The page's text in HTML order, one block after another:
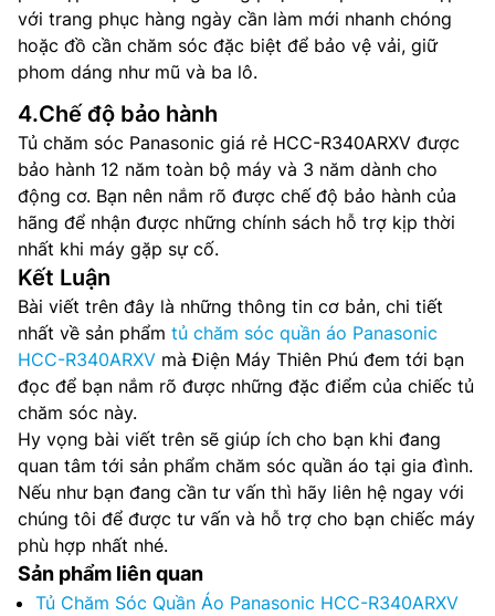
với trang phục hàng ngày cần làm mới nhanh chóng
hoặc đồ cần chăm sóc đặc biệt để bảo vệ vải, giữ
phom dáng như mũ và ba lô.
4.Chế độ bảo hành
Tủ chăm sóc Panasonic giá rẻ HCC-R340ARXV được
bảo hành 12 năm toàn bộ máy và 3 năm dành cho
động cơ. Bạn nên nắm rõ được chế độ bảo hành của
hãng để nhận được những chính sách hỗ trợ kịp thời
nhất khi máy gặp sự cố.
Kết Luận
Bài viết trên đây là những thông tin cơ bản, chi tiết
nhất về sản phẩm tủ chăm sóc quần áo Panasonic
HCC-R340ARXV mà Điện Máy Thiên Phú đem tới bạn
đọc để bạn nắm rõ được những đặc điểm của chiếc tủ
chăm sóc này.
Hy vọng bài viết trên sẽ giúp ích cho bạn khi đang
quan tâm tới sản phẩm chăm sóc quần áo tại gia đình.
Nếu như bạn đang cần tư vấn thì hãy liên hệ ngay với
chúng tôi để được tư vấn và hỗ trợ cho bạn chiếc máy
phù hợp nhất nhé.
Sản phẩm liên quan
Tủ Chăm Sóc Quần Áo Panasonic HCC-R340ARXV